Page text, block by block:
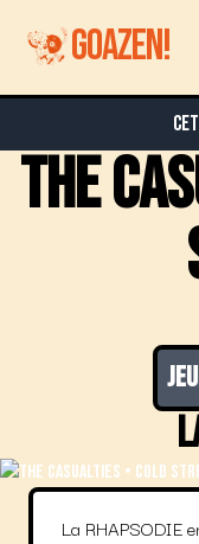
GOAZEN!
THE
La RHAPSODIE